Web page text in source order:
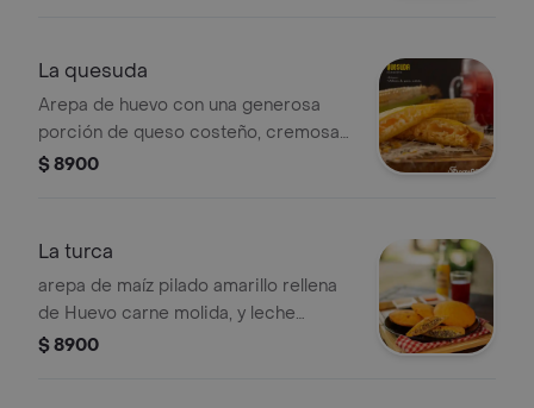
La quesuda
Arepa de huevo con una generosa
porción de queso costeño, cremosa y
satisfactoria.
$ 8900
La turca
arepa de maíz pilado amarillo rellena
de Huevo carne molida, y leche
cortada.
$ 8900